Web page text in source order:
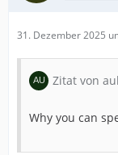
31. Dezember 2025
Zitat von
Why you can